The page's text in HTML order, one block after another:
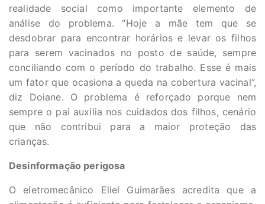
realidade social como importante elemento de
análise do problema. “Hoje a mãe tem que se
desdobrar para encontrar horários e levar os filhos
para serem vacinados no posto de saúde, sempre
conciliando com o período do trabalho. Esse é mais
um fator que ocasiona a queda na cobertura vacinal”,
diz Doiane. O problema é reforçado porque nem
sempre o pai auxilia nos cuidados dos filhos, cenário
que não contribui para a maior proteção das
crianças.
Desinformação perigosa
O eletromecânico Eliel Guimarães acredita que a